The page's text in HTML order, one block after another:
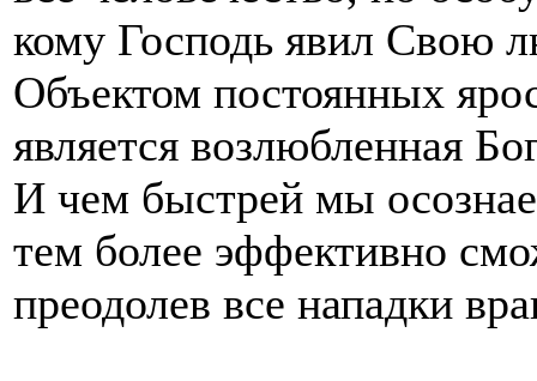
кому Господь явил Свою
Объектом постоянных
является возлюбленная
И чем быстрей мы
тем более эффективно
преодолев все нападки